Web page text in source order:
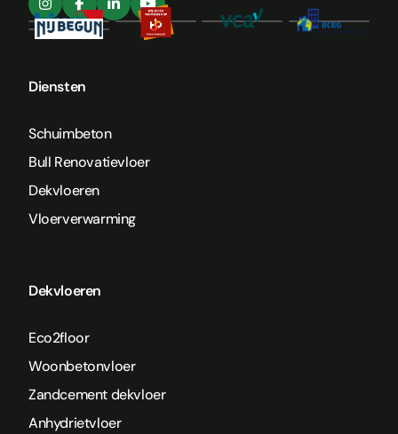
Diensten
Schuimbeton
Bull Renovatievloer
Dekvloeren
Vloerverwarming
Dekvloeren
Eco2floor
Woonbetonvloer
Zandcement dekvloer
Anhydrietvloer